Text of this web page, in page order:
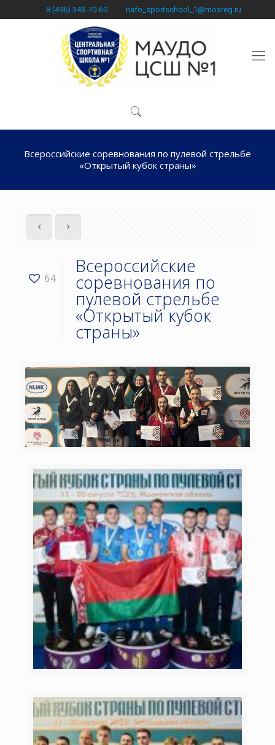
8 (496) 343-70-60 nafo_sportschool_1@mosreg.ru
Всероссийские соревнования по пулевой стрельбе
«Открытый кубок страны»
64
Всероссийские
соревнования по
пулевой стрельбе
«Открытый кубок
страны»